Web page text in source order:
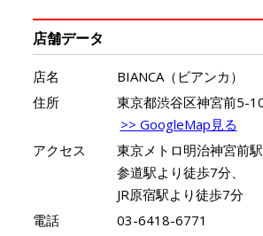
店舗データ
店名
BIANCA（ビアンカ）
住所
東京都渋谷区神宮前5-
>> GoogleMap見る
アクセス
東京メトロ明治神宮前
参道駅より徒歩7分、
JR原宿駅より徒歩7分
電話
03-6418-6771